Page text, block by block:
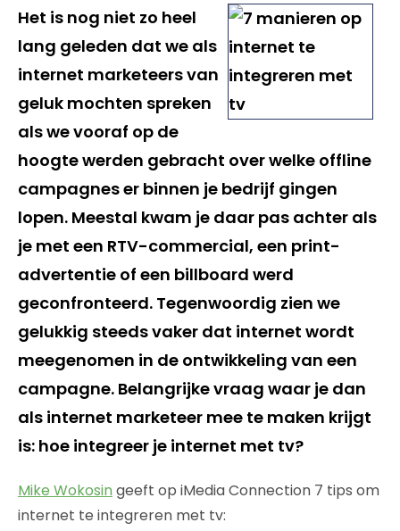
Het is nog niet zo heel
lang geleden dat we als
internet marketeers van
geluk mochten spreken
als we vooraf op de
hoogte werden gebracht over welke offline
campagnes er binnen je bedrijf gingen
lopen. Meestal kwam je daar pas achter als
je met een RTV-commercial, een print-
advertentie of een billboard werd
geconfronteerd. Tegenwoordig zien we
gelukkig steeds vaker dat internet wordt
meegenomen in de ontwikkeling van een
campagne. Belangrijke vraag waar je dan
als internet marketeer mee te maken krijgt
is: hoe integreer je internet met tv?
Mike Wokosin geeft op iMedia Connection 7 tips om
internet te integreren met tv: